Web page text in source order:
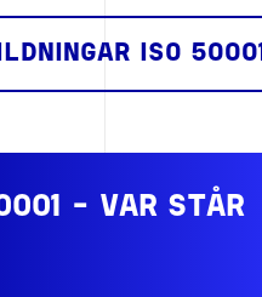
ISO 50001
– VAR STÅR